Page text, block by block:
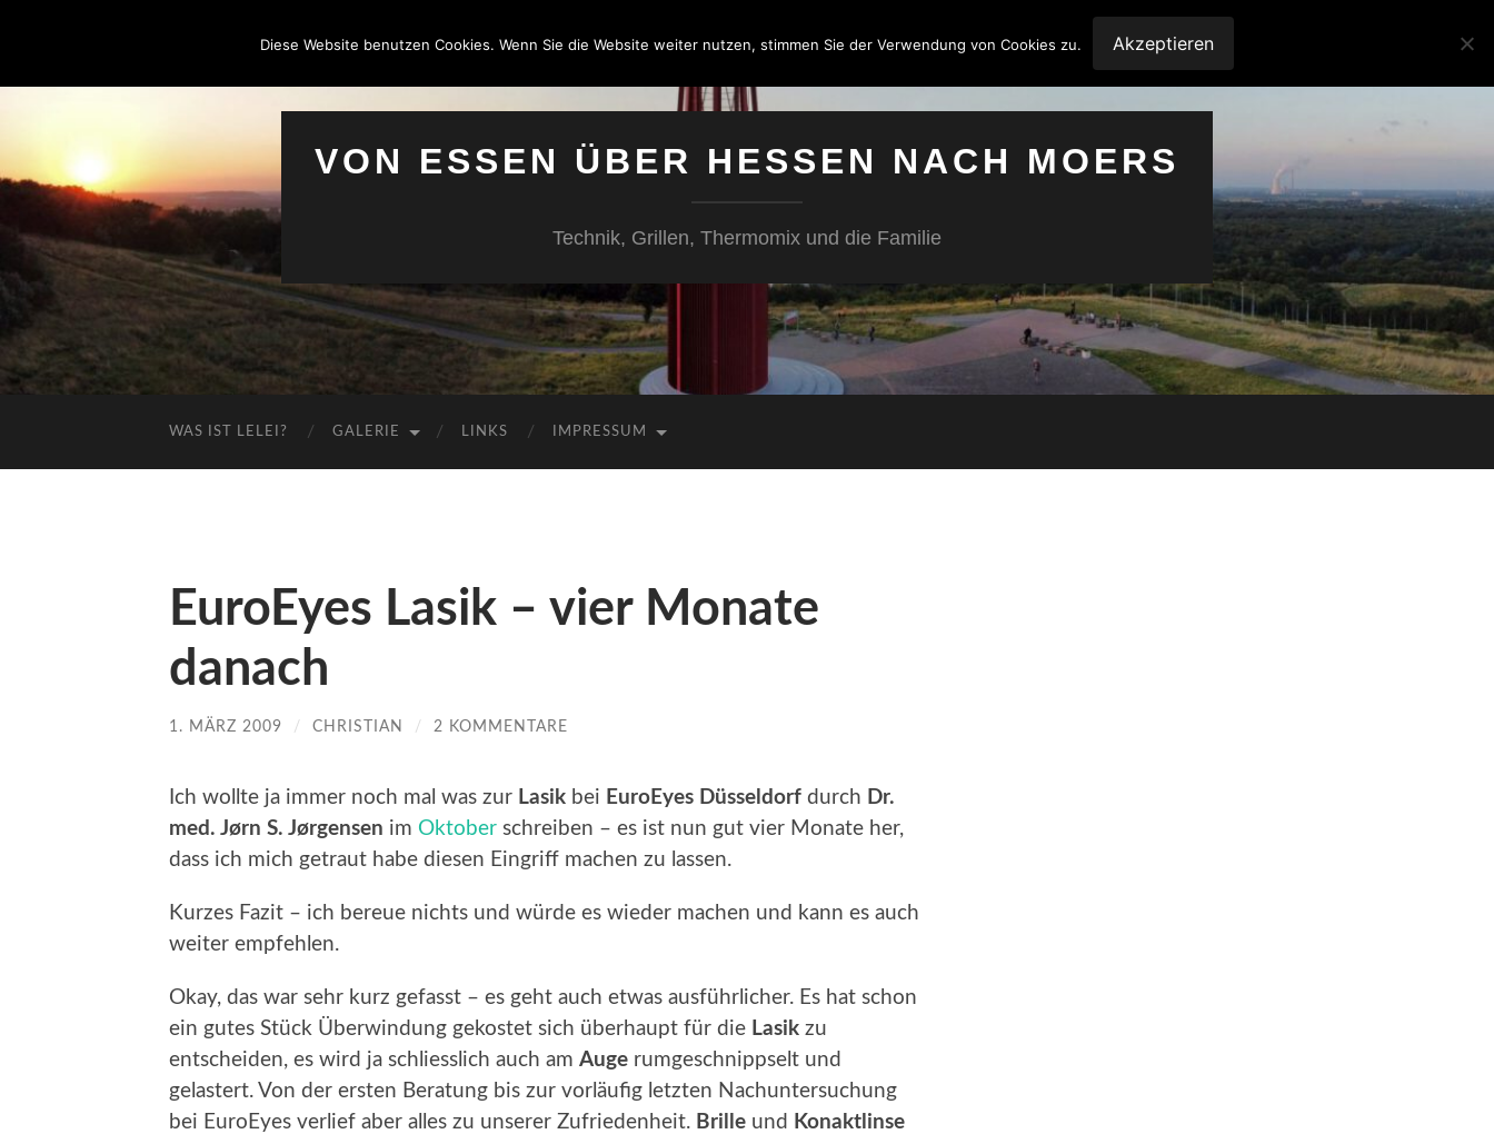
VON ESSEN ÜBER HESSEN NACH MOERS
Technik, Grillen, Thermomix und die Familie
WAS IST LELEI? GALERIE LINKS IMPRESSUM
EuroEyes Lasik – vier Monate
danach
1. MÄRZ 2009 / CHRISTIAN / 2 KOMMENTARE
Ich wollte ja immer noch mal was zur Lasik bei EuroEyes Düsseldorf durch Dr.
med. Jørn S. Jørgensen im Oktober schreiben – es ist nun gut vier Monate her,
dass ich mich getraut habe diesen Eingriff machen zu lassen.
Kurzes Fazit – ich bereue nichts und würde es wieder machen und kann es auch
weiter empfehlen.
Okay, das war sehr kurz gefasst – es geht auch etwas ausführlicher. Es hat schon
ein gutes Stück Überwindung gekostet sich überhaupt für die Lasik zu
entscheiden, es wird ja schliesslich auch am Auge rumgeschnippselt und
gelastert. Von der ersten Beratung bis zur vorläufig letzten Nachuntersuchung
bei EuroEyes verlief aber alles zu unserer Zufriedenheit. Brille und
Konaktlinse
Diese Website benutzen Cookies. Wenn Sie die Website weiter nutzen, stimmen Sie der Verwendung von Cookies zu. Akzeptieren